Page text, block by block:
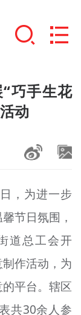
+
巧手生花
动
，为进一步
节日氛围，
道总工会开
作活动，为
平台。辖区
共30余人参